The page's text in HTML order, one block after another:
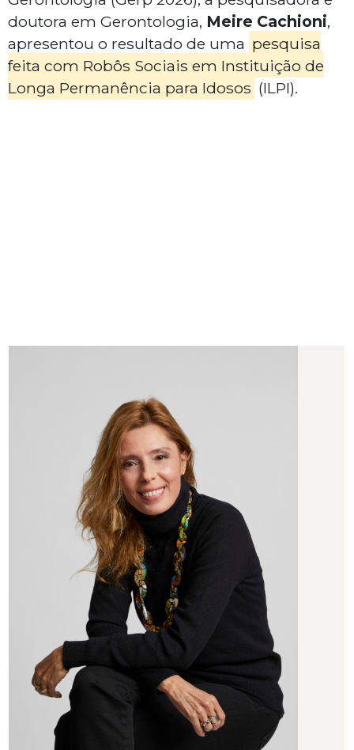
doutora em Gerontologia, Meire Cachioni,
apresentou o resultado de uma pesquisa
feita com Robôs Sociais em Instituição de
Longa Permanência para Idosos (ILPI).